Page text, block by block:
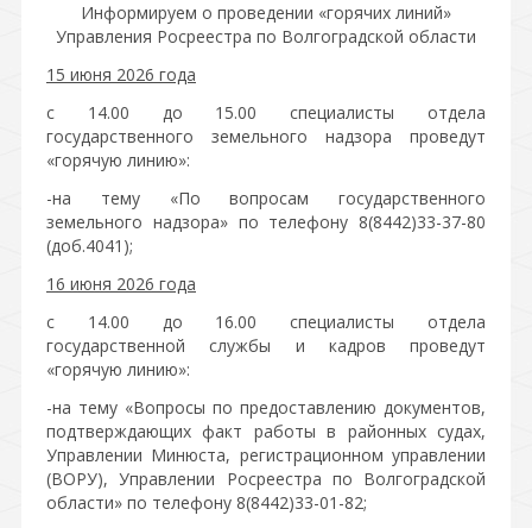
Информируем о проведении «горячих линий»
Управления Росреестра по Волгоградской области
15 июня 2026 года
с 14.00 до 15.00 специалисты отдела
государственного земельного надзора проведут
«горячую линию»:
-на тему «По вопросам государственного
земельного надзора» по телефону 8(8442)33-37-80
(доб.4041);
16 июня 2026 года
с 14.00 до 16.00 специалисты отдела
государственной службы и кадров проведут
«горячую линию»:
-на тему «Вопросы по предоставлению документов,
подтверждающих факт работы в районных судах,
Управлении Минюста, регистрационном управлении
(ВОРУ), Управлении Росреестра по Волгоградской
области» по телефону 8(8442)33-01-82;